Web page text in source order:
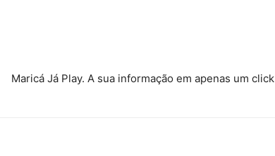
Maricá Já Play. A sua informação em apenas um click